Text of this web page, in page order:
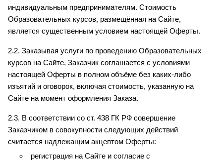
индивидуальным предпринимателям. Стоимость
Образовательных курсов, размещённая на Сайте,
является существенным условием настоящей Оферты.
2.2. Заказывая услуги по проведению Образовательных
курсов на Сайте, Заказчик соглашается с условиями
настоящей Оферты в полном объёме без каких-либо
изъятий и оговорок, включая стоимость, указанную на
Сайте на момент оформления Заказа.
2.3. В соответствии со ст. 438 ГК РФ совершение
Заказчиком в совокупности следующих действий
считается надлежащим акцептом Оферты:
регистрация на Сайте и согласие с